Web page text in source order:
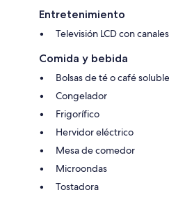
Entretenimiento
Televisión LCD con
Comida y bebida
Bolsas de té o café soluble
Congelador
Frigorífico
Hervidor eléctrico
Mesa de comedor
Microondas
Tostadora